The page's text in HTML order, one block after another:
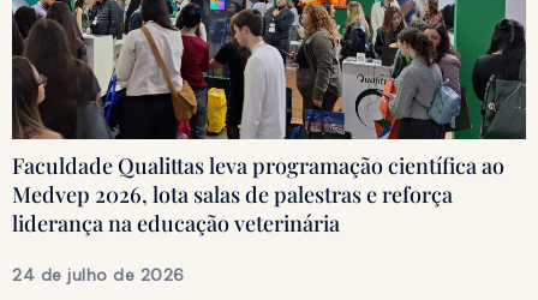
Faculdade Qualittas leva programação científica ao
Medvep 2026, lota salas de palestras e reforça
liderança na educação veterinária
24 de julho de 2026